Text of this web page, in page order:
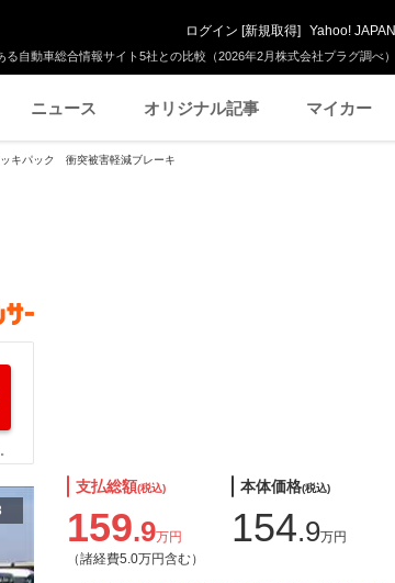
自動車総合情報サイト5社との比較（2026年2月株式会社プラグ調べ）
ログイン [新規取得] Yahoo! JAPAN
ニュース オリジナル記事 マイカー
キパック 衝突被害軽減ブレーキ
支払総額(税込)
159.9万円
（諸経費5.0万円含む）
本体価格(税込)
154.9万円